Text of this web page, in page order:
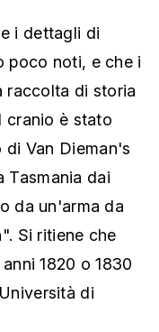
i dettagli di
poco noti, e che i
raccolta di storia
cranio è stato
Van Dieman's
Tasmania dai
da un'arma da
Si ritiene che
1820 o 1830
di